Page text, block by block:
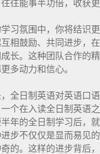
往能事半功倍，收获更
习氛围中，你将结识
相鼓励、共同进步，
长。这种团队合作的
多动力和信心。
全日制英语对英语口
个在入读全日制英语
年的全日制学习后，
步不仅仅是显而易见的
的。这样的进步背后